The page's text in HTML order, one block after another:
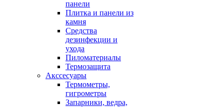
панели
Плитка и панели из
камня
Средства
дезинфекции и
ухода
Пиломатериалы
Термозащита
Аксcесуары
Термометры,
гигрометры
Запарники, ведра,